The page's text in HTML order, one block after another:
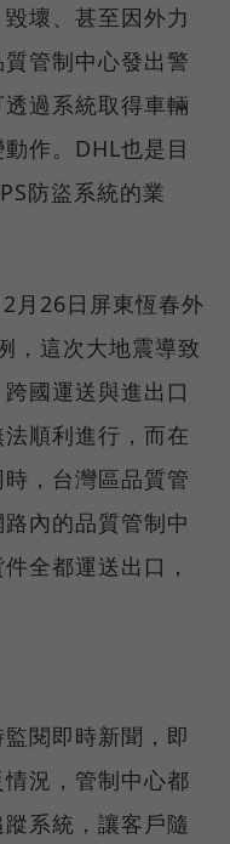
壞、甚至因外力
管制中心發出警
過系統取得車輛
作。DHL也是目
防盜系統的業
月26日屏東恆春外
，這次大地震導致
國運送與進出口
順利進行，而在
，台灣區品質管
內的品質管制中
全都運送出口，
閱即時新聞，即
況，管制中心都
系統，讓客戶隨